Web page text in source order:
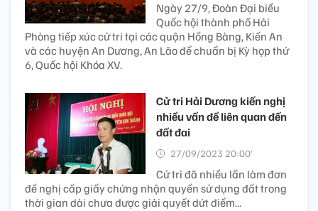
Ngày 27/9, Đoàn Đại biểu
Quốc hội thành phố Hải
Phòng tiếp xúc cử tri tại các quận Hồng Bàng, Kiến An
và các huyện An Dương, An Lão để chuẩn bị Kỳ họp thứ
6, Quốc hội Khóa XV.
Cử tri Hải Dương kiến nghị
nhiều vấn đề liên quan đến
đất đai
27/09/2023 20:00’
Cử tri đã nhiều lần làm đơn
đề nghị cấp giấy chứng nhận quyền sử dụng đất trong
thời gian dài chưa được giải quyết dứt điểm...